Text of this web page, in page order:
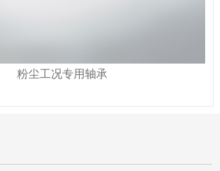
粉尘工况专用轴承